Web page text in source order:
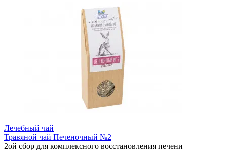
Лечебный чай
Травяной чай Печеночный №2
2ой сбор для комплексного восстановления печени